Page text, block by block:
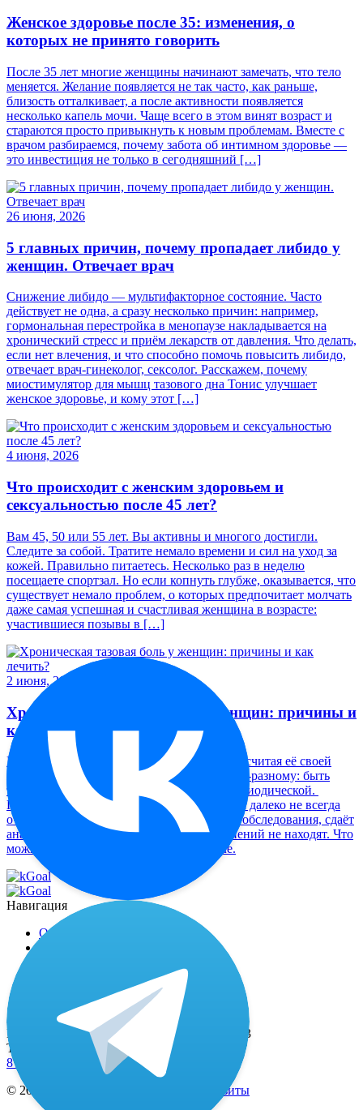
Женское здоровье после 35: изменения, о
которых не принято говорить
После 35 лет многие женщины начинают замечать, что тело
меняется. Желание появляется не так часто, как раньше,
близость отталкивает, а после активности появляется
несколько капель мочи. Чаще всего в этом винят возраст и
стараются просто привыкнуть к новым проблемам. Вместе с
врачом разбираемся, почему забота об интимном здоровье —
это инвестиция не только в сегодняшний […]
26 июня, 2026
5 главных причин, почему пропадает либидо у
женщин. Отвечает врач
Снижение либидо — мультифакторное состояние. Часто
действует не одна, а сразу несколько причин: например,
гормональная перестройка в менопаузе накладывается на
хронический стресс и приём лекарств от давления. Что делать,
если нет влечения, и что способно помочь повысить либидо,
отвечает врач-гинеколог, сексолог. Расскажем, почему
миостимулятор для мышц тазового дна Тонис улучшает
женское здоровье, и кому этот […]
4 июня, 2026
Что происходит с женским здоровьем и
сексуальностью после 45 лет?
Вам 45, 50 или 55 лет. Вы активны и многого достигли.
Следите за собой. Тратите немало времени и сил на уход за
кожей. Правильно питаетесь. Несколько раз в неделю
посещаете спортзал. Но если копнуть глубже, оказывается, что
существует немало проблем, о которых предпочитает молчать
даже самая успешная и счастливая женщина в возрасте:
участившиеся позывы в […]
2 июня, 2026
Хроническая тазовая боль у женщин: причины и
как лечить?
Многие женщины живут с тазовой болью, считая её своей
женской долей. Боль может проявляться по-разному: быть
тянущей или ноющей, постоянной или периодической.
Проблема в том, что причина дискомфорта далеко не всегда
очевидна. Бывает, что женщина проходит обследования, сдаёт
анализы, делает УЗИ, а серьёзных отклонений не находят. Что
можно сделать, разбираемся в материале.
Навигация
О миостимуляторе
Адрес
Москва, 2-й Рощинский пр-д, д. 8, офис 603
Телефоны
8 (800) 333-24-77(бесплатные звонки по РФ)
© 2021—2026 ИП Тюрин А.Ю. | Реквизиты